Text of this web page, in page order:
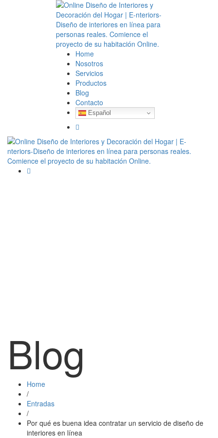
Home
Nosotros
Servicios
Productos
Blog
Contacto
Español
Blog
Home
/
Entradas
/
Por qué es buena idea contratar un servicio de diseño de
interiores en línea